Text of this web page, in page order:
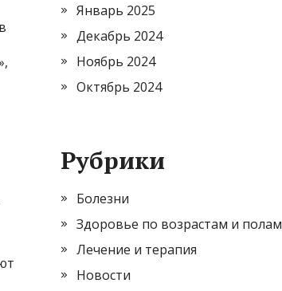
Январь 2025
Декабрь 2024
Ноябрь 2024
Октябрь 2024
Рубрики
Болезни
Здоровье по возрастам и полам
Лечение и терапия
Новости